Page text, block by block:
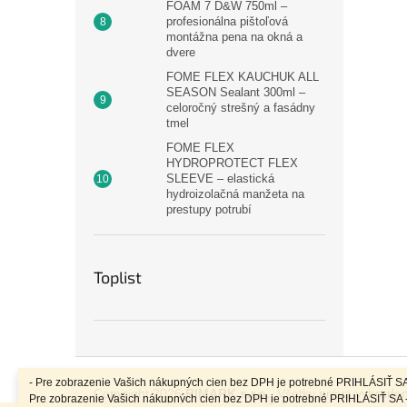
- Pre zobrazenie Vašich nákupných cien bez DPH je potrebné PRIHLÁSIŤ
Pre zobrazenie Vašich nákupných cien bez DPH je potrebné PRIHLÁSIŤ SA
FOAM 7 D&W 750ml –
profesionálna pištoľová
montážna pena na okná a
dvere
FOME FLEX KAUCHUK ALL
SEASON Sealant 300ml –
celoročný strešný a fasádny
tmel
FOME FLEX
HYDROPROTECT FLEX
SLEEVE – elastická
hydroizolačná manžeta na
prestupy potrubí
Toplist
Copyright 2026RIMARK s.r.o. . Všetky práva